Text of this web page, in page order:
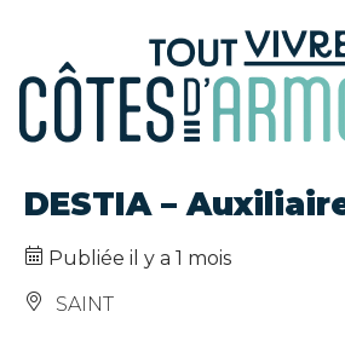
DESTIA –
Publiée il y a 1 mois
SAINT